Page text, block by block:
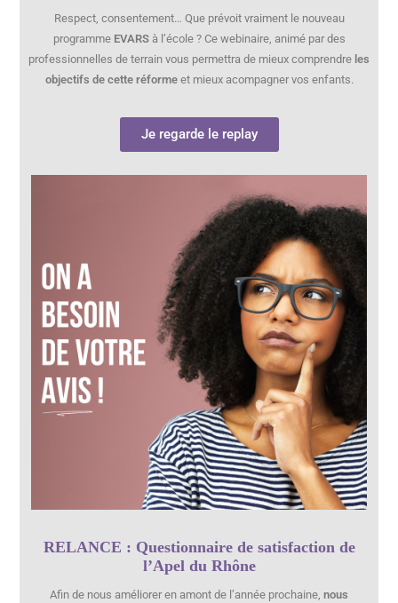
Respect, consentement… Que prévoit vraiment le nouveau
programme EVARSà l’école ? Ce webinaire, animé par des
professionnelles de terrain vous permettra de mieux comprendre les
objectifs de cette réformeet mieux acompagner vos enfants.
Je regarde le replay
RELANCE : Questionnaire de satisfaction de
l’Apel du Rhône
Afin de nous améliorer en amont de l’année prochaine, nous